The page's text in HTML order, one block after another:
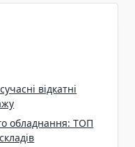
відкатні
обладнання: ТОП